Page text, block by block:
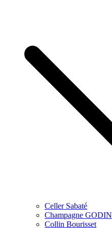
Celler Sabaté
Champagne GODIN
Collin Bourisset